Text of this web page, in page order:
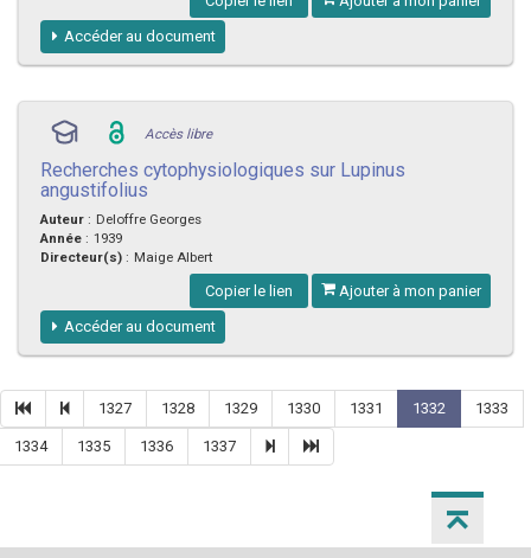
Accéder au document
Accès libre
Recherches cytophysiologiques sur Lupinus
angustifolius
Auteur : Deloffre Georges
Année : 1939
Directeur(s) : Maige Albert
Copier le lien Ajouter à mon panier
Accéder au document
1327 1328 1329 1330 1331 1332 1333
1334 1335 1336 1337